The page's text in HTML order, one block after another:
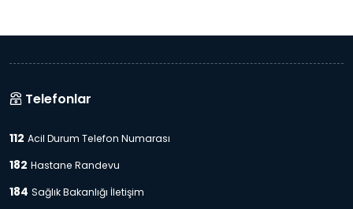
Telefonlar
112 Acil Durum Telefon Numarası
182 Hastane Randevu
184 Sağlık Bakanlığı İletişim